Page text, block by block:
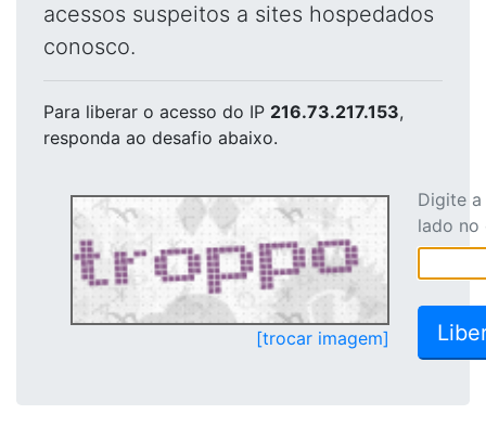
acessos suspeitos a sites hospedados
conosco.
Para liberar o acesso do IP 216.73.217.153,
responda ao desafio abaixo.
[trocar imagem]
Digite
lado no